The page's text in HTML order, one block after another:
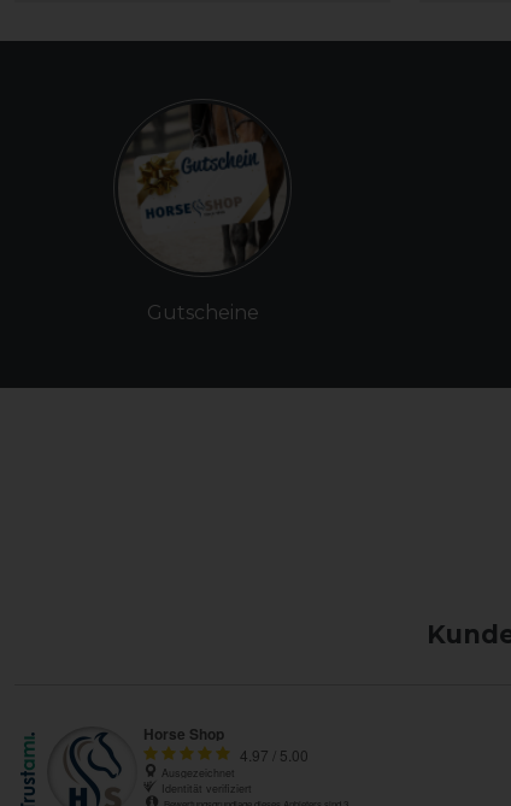
Gutscheine